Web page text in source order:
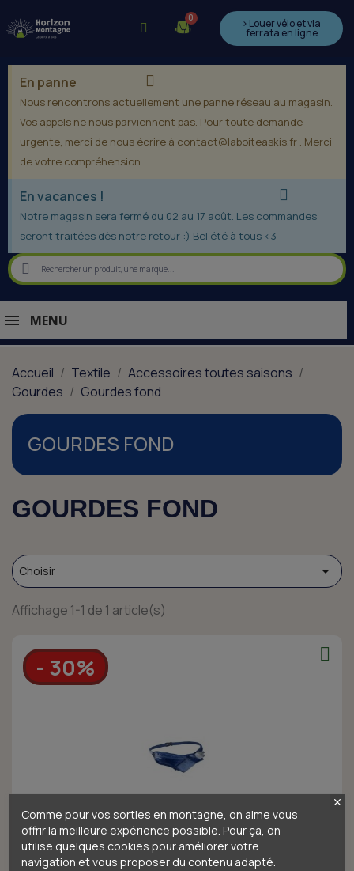
> Louer vélo et via
ferrata en ligne
En panne
Nous rencontrons actuellement une panne réseau au magasin.
Vos appels ne nous parviennent pas. Pour toute demande
urgente, merci de nous écrire à contact@laboiteaskis.fr . Merci
de votre compréhension.
En vacances !
Notre magasin sera fermé du 02 au 17 août. Les commandes
seront traitées dès notre retour :) Bel été à tous <3
MENU
Accueil Textile
Accessoires toutes saisons
Gourdes
Gourdes fond
GOURDES FOND
GOURDES FOND
Choisir 
Affichage 1-1 de 1 article(s)
- 30%
Comme pour vos sorties en montagne, on aime vous
offrir la meilleure expérience possible. Pour ça, on
utilise quelques cookies pour améliorer votre
navigation et vous proposer du contenu adapté.